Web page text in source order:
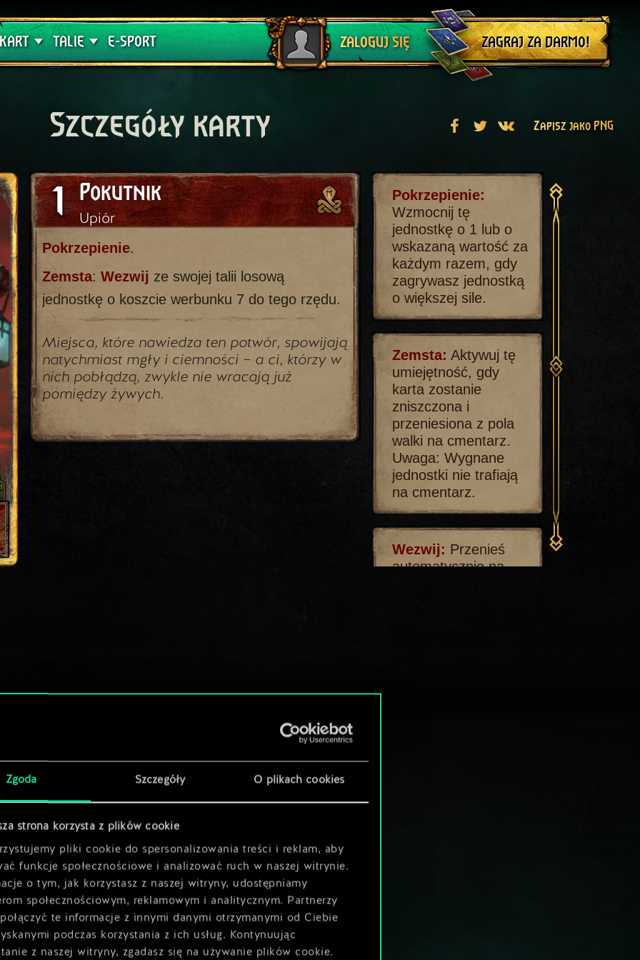
Zgoda Szczegóły O plikach cookies
strona korzysta z plików cookie
pliki cookie do spersonalizowania treści i reklam, aby
funkcje społecznościowe i analizować ruch w naszej witrynie.
o tym, jak korzystasz z naszej witryny, udostępniamy
społecznościowym, reklamowym i analitycznym. Partnerzy
te informacje z innymi danymi otrzymanymi od Ciebie
podczas korzystania z ich usług. Kontynuując
z naszej witryny, zgadasz się na używanie plików cookie.
TALIE
Poradniki
E-SPORT ZALOGUJ SIĘ
Wyloguj się
ZAGRAJ ZA DARMO!
Szczegóły karty Zapisz jako PNG
1
Pokutnik
Upiór
Pokrzepienie.
Zemsta: Wezwij ze swojej talii losową
jednostkę o koszcie werbunku 7 do tego rzędu.
Miejsca, które nawiedza ten potwór, spowijają
natychmiast mgły i ciemności – a ci, którzy w
nich pobłądzą, zwykle nie wracają już
pomiędzy żywych.
Pokrzepienie:
Wzmocnij tę
jednostkę o 1 lub o
wskazaną wartość za
każdym razem, gdy
zagrywasz jednostką
o większej sile.
Zemsta: Aktywuj tę
umiejętność, gdy
karta zostanie
zniszczona i
przeniesiona z pola
walki na cmentarz.
Uwaga: Wygnane
jednostki nie trafiają
na cmentarz.
Wezwij: Przenieś
automatycznie na